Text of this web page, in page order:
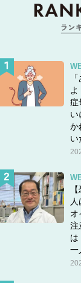
症
い
か
い
オ
注
は
一